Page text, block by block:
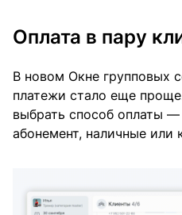
Оплата в пару
В новом Окне групповых
платежи стало еще
выбрать способ оплаты
абонемент, наличные или